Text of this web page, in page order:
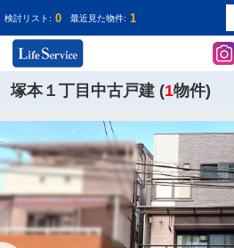
検討リスト: 0 最近見た物件: 1
塚本１丁目中古戸建 (1物件)